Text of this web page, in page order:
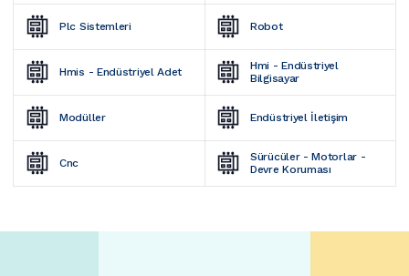
Plc Sistemleri Robot
Hmis - Endüstriyel Adet
Hmi - Endüstriyel
Bilgisayar
Modüller Endüstriyel İletişim
Cnc
Sürücüler - Motorlar -
Devre Koruması